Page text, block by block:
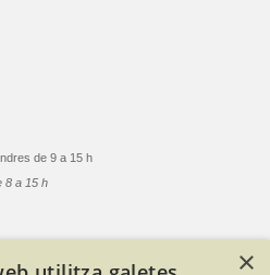
de 9 a 15 h
8 a 15 h
×